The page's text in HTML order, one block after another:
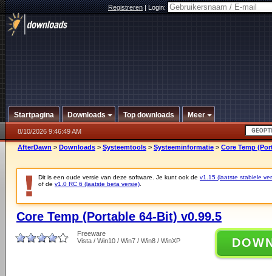
Registreren|Login:
Startpagina Downloads Top downloads Meer
8/10/2026 9:46:49 AM
AfterDawn > Downloads > Systeemtools > Systeeminformatie > Core Temp
Dit is een oude versie van deze software. Je kunt ook de v1.15 (laatste stabiele
of de v1.0 RC 6 (laatste beta versie)
Core Temp (Portable 64-Bit) v0.99.5
Freeware
Vista / Win10 / Win7 / Win8 / WinXP